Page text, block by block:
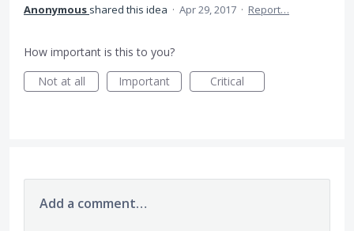
Anonymous shared this idea · Apr 29, 2017 · Report…
How important is this to you?
Not at all
Important Critical
Add a comment…